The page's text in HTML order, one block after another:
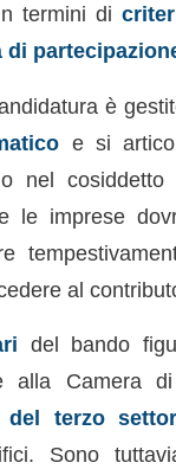
termini di
di
è
e si
nel cosiddetto
le imprese
al
del bando
alla Camera di
del terzo
Sono